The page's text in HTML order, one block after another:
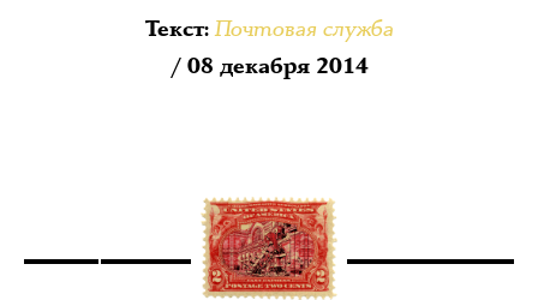
Текст:Почтовая служба
/ 08 декабря 2014